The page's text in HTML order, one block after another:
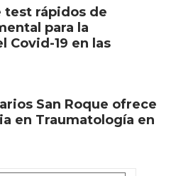
test rápidos de
para la
Covid-19 en las
San Roque ofrece
en Traumatología en